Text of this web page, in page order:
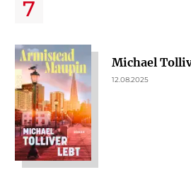
Michael
12.08.2025